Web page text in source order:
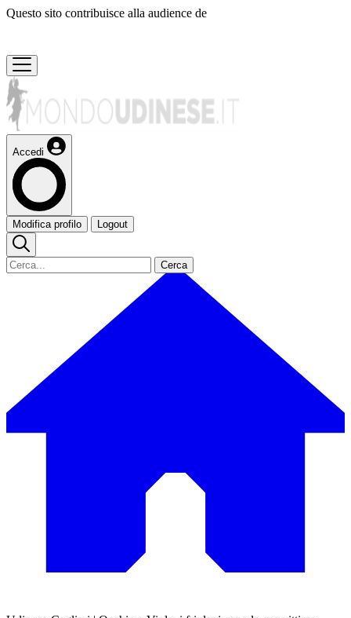
Questo sito contribuisce alla audience de
Accedi
Modifica profilo Logout
Cerca